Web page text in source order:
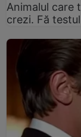
Animalul care
crezi. Fă